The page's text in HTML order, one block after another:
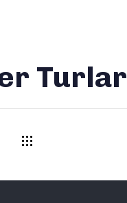
Turlar